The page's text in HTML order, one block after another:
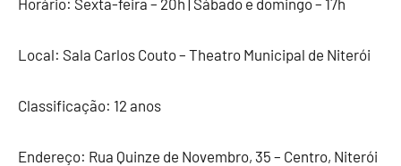
Local: Sala Carlos Couto – Theatro Municipal de Niterói
Classificação: 12 anos
Endereço: Rua Quinze de Novembro, 35 – Centro, Niterói